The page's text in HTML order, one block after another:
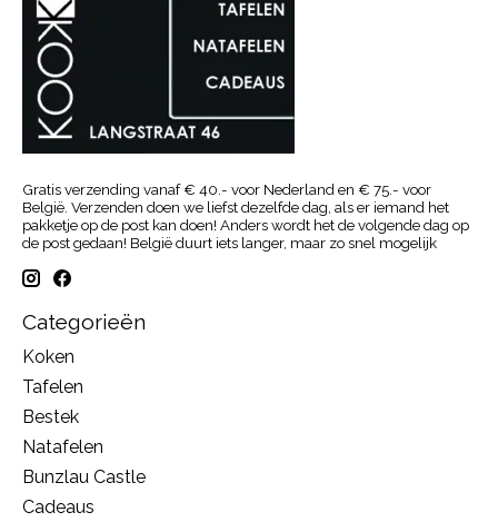
Gratis verzending vanaf € 40.- voor Nederland en € 75.- voor
België. Verzenden doen we liefst dezelfde dag, als er iemand het
pakketje op de post kan doen! Anders wordt het de volgende dag op
de post gedaan! België duurt iets langer, maar zo snel mogelijk
Categorieën
Koken
Tafelen
Bestek
Natafelen
Bunzlau Castle
Cadeaus